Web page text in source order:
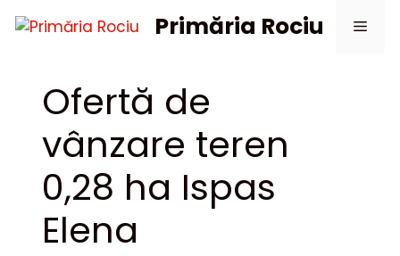
Primăria Rociu
Ofertă de
vânzare teren
0,28 ha Ispas
Elena